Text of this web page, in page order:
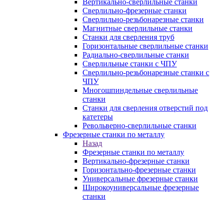
Вертикально-сверлильные станки
Сверлильно-фрезерные станки
Сверлильно-резьбонарезные станки
Магнитные сверлильные станки
Станки для сверления труб
Горизонтальные сверлильные станки
Радиально-сверлильные станки
Сверлильные станки с ЧПУ
Сверлильно-резьбонарезные станки с
ЧПУ
Многошпиндельные сверлильные
станки
Станки для сверления отверстий под
катетеры
Револьверно-сверлильные станки
Фрезерные станки по металлу
Назад
Фрезерные станки по металлу
Вертикально-фрезерные станки
Горизонтально-фрезерные станки
Универсальные фрезерные станки
Широкоуниверсальные фрезерные
станки